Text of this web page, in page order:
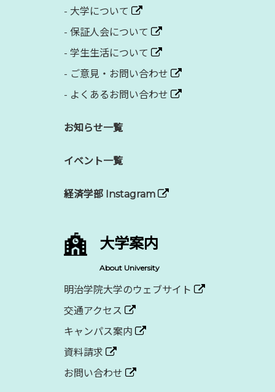
- 大学について
- 保証人会について
- 学生生活について
- ご意見・お問い合わせ
- よくあるお問い合わせ
お知らせ一覧
イベント一覧
経済学部 Instagram
大学案内
About University
明治学院大学のウェブサイト
交通アクセス
キャンパス案内
資料請求
お問い合わせ